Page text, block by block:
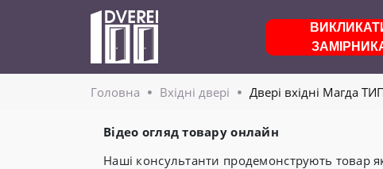
Головнa Вхідні двері Двері вхідні Магда
Відео огляд товару онлайн
Наші консультанти продемонструють товар